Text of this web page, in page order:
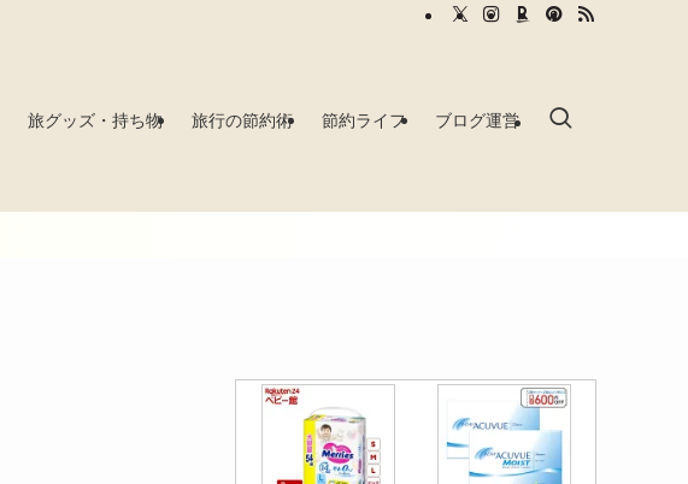
旅グッズ・持ち物 旅行の節約術 節約ライフ ブログ運営